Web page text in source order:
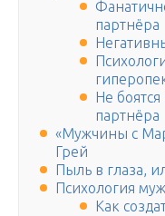
партнёра
Не
партнёра
«Мужчины с
Грей
Пыль в глаза,
Психология
Как